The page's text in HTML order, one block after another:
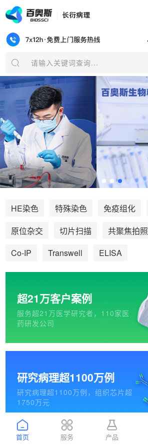
请输入关键词查询...
HE染色 特殊染色 免疫组化
原位杂交
切片扫描 共聚焦拍照
Co-IP
Transwell ELISA
超21万客户案例
服务超21万医学研究者，110家医
药研发公司
研究病理超1100万例
研究病理超1100万例，组织芯片超
1750万元
首页 服务 产品